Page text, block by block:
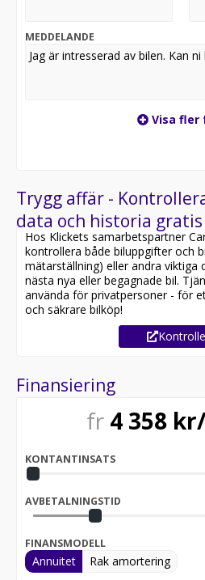
MEDDELANDE
Visa fler
Trygg affär -
data och historia gratis
Hos Klickets samarbetspartner
kontrollera både biluppgifter och
mätarställning) eller andra viktiga
nästa nya eller begagnade bil.
använda för privatpersoner - för
och säkrare bilköp!
Finansiering
fr 4 358
KONTANTINSATS
AVBETALNINGSTID
FINANSMODELL
Annuitet Rak amortering